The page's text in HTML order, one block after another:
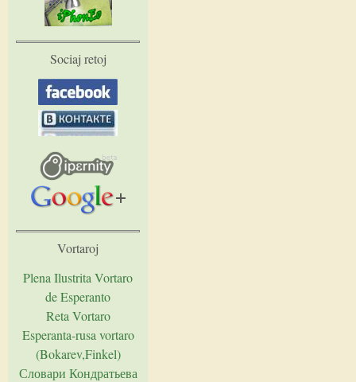
Sociaj retoj
Vortaroj
Plena Ilustrita Vortaro
de Esperanto
Reta Vortaro
Esperanta-rusa vortaro
(Bokarev,Finkel)
Словари Кондратьева